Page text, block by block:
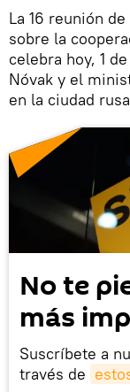
La 16 reunión
sobre la
celebra hoy, 1
Nóvak y el
en la ciudad
No te
más
Suscríbete a
través de